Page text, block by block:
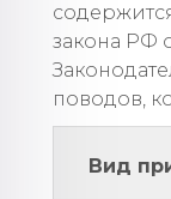
закона РФ
поводов,
Вид